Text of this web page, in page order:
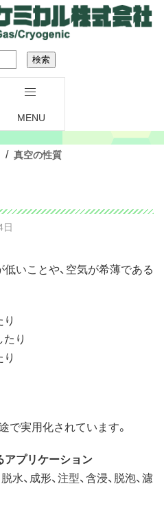
MENU
/ 真空の性質
いことや、空気が希薄である
り
で実用化されています。
アプリケーション
、成形、注型、含浸、脱泡、濾